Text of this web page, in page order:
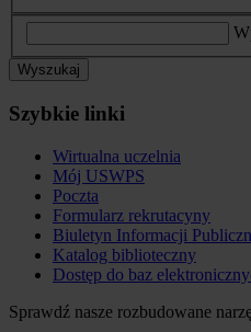
Wyszukaj
Szybkie linki
Wirtualna uczelnia
Mój USWPS
Poczta
Formularz rekrutacyny
Biuletyn Informacji
Katalog biblioteczny
Dostęp do baz
Sprawdź nasze rozbudowane